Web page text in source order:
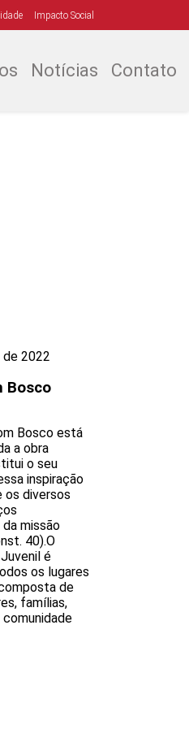
Impacto Social
Notícias Contato
2022
Bosco
Bosco está
a obra
o seu
inspiração
os diversos
missão
40).O
é
os lugares
de
famílias,